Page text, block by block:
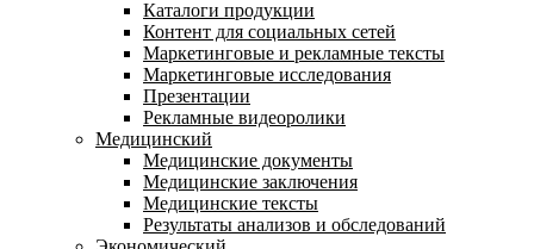
Каталоги продукции
Контент для социальных сетей
Маркетинговые и рекламные тексты
Маркетинговые исследования
Презентации
Рекламные видеоролики
Медицинский
Медицинские документы
Медицинские заключения
Медицинские тексты
Результаты анализов и обследований